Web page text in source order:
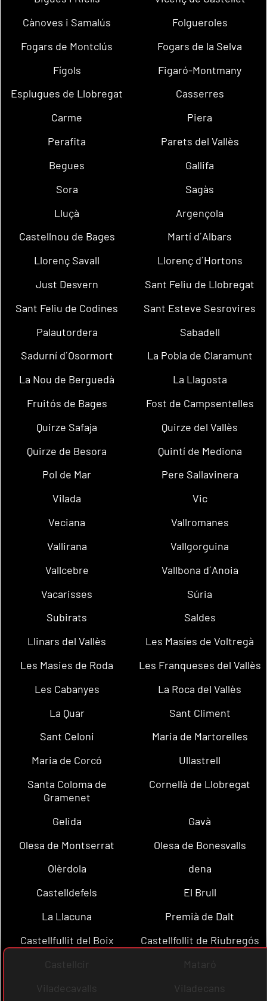
Cànoves i Samalús
Folgueroles
Fogars de Montclús
Fogars de la Selva
Fígols
Figaró-Montmany
Esplugues de Llobregat
Casserres
Carme
Piera
Perafita
Parets del Vallès
Begues
Gallifa
Sora
Sagàs
Lluçà
Argençola
Castellnou de Bages
Martí d´Albars
Llorenç Savall
Llorenç d´Hortons
Just Desvern
Sant Feliu de Llobregat
Sant Feliu de Codines
Sant Esteve Sesrovires
Palautordera
Sabadell
Sadurní d´Osormort
La Pobla de Claramunt
La Nou de Berguedà
La Llagosta
Fruitós de Bages
Fost de Campsentelles
Quirze Safaja
Quirze del Vallès
Quirze de Besora
Quintí de Mediona
Pol de Mar
Pere Sallavinera
Vilada
Vic
Veciana
Vallromanes
Vallirana
Vallgorguina
Vallcebre
Vallbona d´Anoia
Vacarisses
Súria
Subirats
Saldes
Llinars del Vallès
Les Masíes de Voltregà
Les Masies de Roda
Les Franqueses del Vallès
Les Cabanyes
La Roca del Vallès
La Quar
Sant Climent
Sant Celoni
Maria de Martorelles
Maria de Corcó
Ullastrell
Santa Coloma de
Gramenet
Cornellà de Llobregat
Gelida
Gavà
Olesa de Montserrat
Olesa de Bonesvalls
Olèrdola
dena
Castelldefels
El Brull
La Llacuna
Premià de Dalt
Castellfullit del Boix
Castellfollit de Riubregós
Castellcir
Mataró
Viladecavalls
Viladecans